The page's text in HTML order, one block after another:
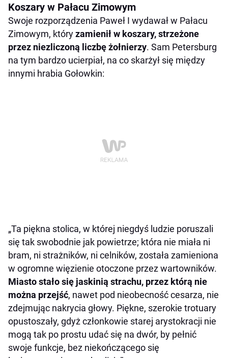
Koszary w Pałacu Zimowym
Swoje rozporządzenia Paweł I wydawał w Pałacu
Zimowym, któryzamienił w koszary, strzeżone
przez niezliczoną liczbę żołnierzy. Sam Petersburg
na tym bardzo ucierpiał, na co skarżył się między
innymi hrabia Gołowkin:
„Ta piękna stolica, w której niegdyś ludzie poruszali
się tak swobodnie jak powietrze; która nie miała ni
bram, ni strażników, ni celników, została zamieniona
w ogromne więzienie otoczone przez wartowników.
Miasto stało się jaskinią strachu, przez którą nie
można przejść, nawet pod nieobecność cesarza, nie
zdejmując nakrycia głowy. Piękne, szerokie trotuary
opustoszały, gdyż członkowie starej arystokracji nie
mogą tak po prostu udać się na dwór, by pełnić
swoje funkcje, bez niekończącego się